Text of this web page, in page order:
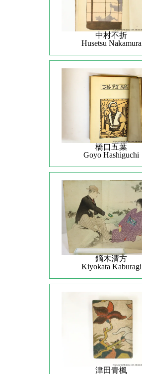
中村不折
Husetsu Nakamura
橋口五葉
Goyo Hashiguchi
鏑木清方
Kiyokata Kaburagi
津田青楓